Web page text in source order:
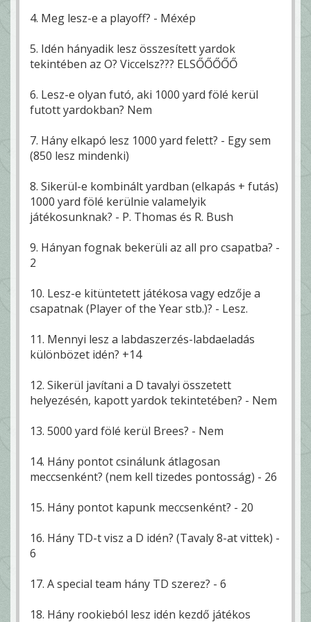
4. Meg lesz-e a playoff? - Méxép
5. Idén hányadik lesz összesített yardok
tekintében az O? Viccelsz??? ELSŐŐŐŐŐ
6. Lesz-e olyan futó, aki 1000 yard fölé kerül
futott yardokban? Nem
7. Hány elkapó lesz 1000 yard felett? - Egy sem
(850 lesz mindenki)
8. Sikerül-e kombinált yardban (elkapás + futás)
1000 yard fölé kerülnie valamelyik
játékosunknak? - P. Thomas és R. Bush
9. Hányan fognak bekerüli az all pro csapatba? -
2
10. Lesz-e kitüntetett játékosa vagy edzője a
csapatnak (Player of the Year stb.)? - Lesz.
11. Mennyi lesz a labdaszerzés-labdaeladás
különbözet idén? +14
12. Sikerül javítani a D tavalyi összetett
helyezésén, kapott yardok tekintetében? - Nem
13. 5000 yard fölé kerül Brees? - Nem
14. Hány pontot csinálunk átlagosan
meccsenként? (nem kell tizedes pontosság) - 26
15. Hány pontot kapunk meccsenként? - 20
16. Hány TD-t visz a D idén? (Tavaly 8-at vittek) -
6
17. A special team hány TD szerez? - 6
18. Hány rookieból lesz idén kezdő játékos